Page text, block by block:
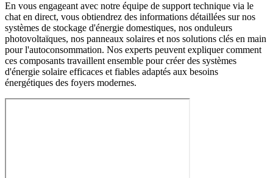
En vous engageant avec notre équipe de support technique via le
chat en direct, vous obtiendrez des informations détaillées sur nos
systèmes de stockage d'énergie domestiques, nos onduleurs
photovoltaïques, nos panneaux solaires et nos solutions clés en main
pour l'autoconsommation. Nos experts peuvent expliquer comment
ces composants travaillent ensemble pour créer des systèmes
d'énergie solaire efficaces et fiables adaptés aux besoins
énergétiques des foyers modernes.